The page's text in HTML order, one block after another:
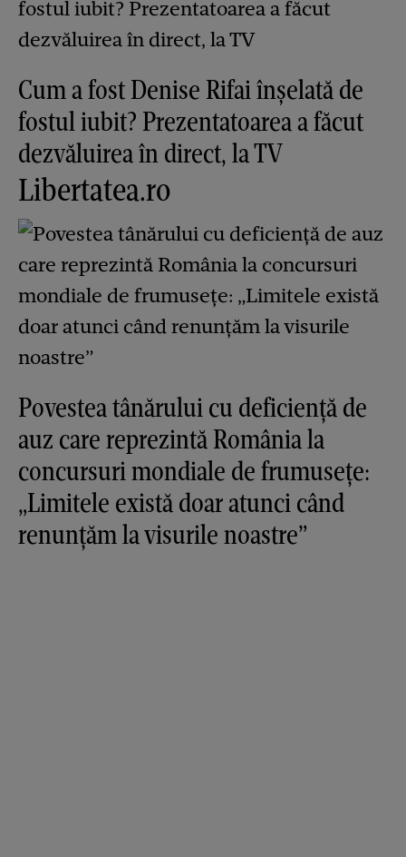
Cum a fost Denise Rifai înșelată de
fostul iubit? Prezentatoarea a făcut
dezvăluirea în direct, la TV
Libertatea.ro
Povestea tânărului cu deficiență de
auz care reprezintă România la
concursuri mondiale de frumusețe:
„Limitele există doar atunci când
renunțăm la visurile noastre”